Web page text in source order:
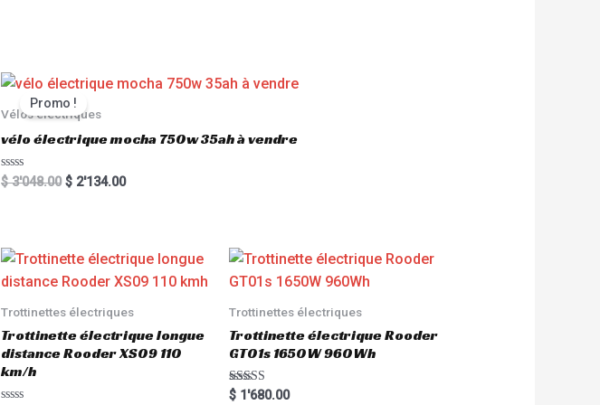
Promo !
Vélos électriques
vélo électrique mocha 750w 35ah à vendre
R
a
o
u
o
5
$3'048.00 $ 2'134.00
Trottinettes électriques
Trottinette électrique longue
distance Rooder XS09 110
km/h
Trottinettes électriques
Trottinette électrique Rooder
GT01s 1650W 960Wh
Rated
$1'680.00